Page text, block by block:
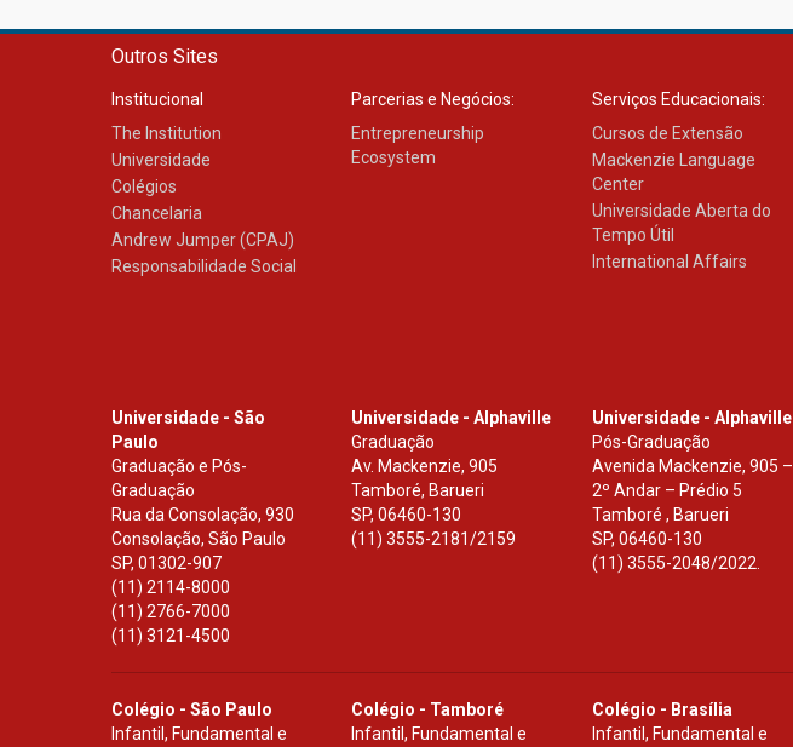
Outros Sites
Institucional
The Institution
Universidade
Colégios
Chancelaria
Andrew Jumper (CPAJ)
Responsabilidade Social
Parcerias e Negócios:
Entrepreneurship
Ecosystem
Serviços Educacionais:
Cursos de Extensão
Mackenzie Language
Center
Universidade Aberta do
Tempo Útil
International Affairs
Universidade - São
Paulo
Graduação e Pós-
Graduação
Rua da Consolação, 930
Consolação, São Paulo
SP, 01302-907
(11) 2114-8000
(11) 2766-7000
(11) 3121-4500
Universidade - Alphaville
Graduação
Av. Mackenzie, 905
Tamboré, Barueri
SP,06460-130
(11) 3555-2181/2159
Universidade - Alphaville
Pós-Graduação
Avenida Mackenzie, 905 –
2º Andar – Prédio 5
Tamboré , Barueri
SP, 06460-130
(11) 3555-2048/2022.
Colégio - São Paulo
Infantil, Fundamental e
Colégio - Tamboré
Infantil, Fundamental e
Colégio - Brasília
Infantil, Fundamental e